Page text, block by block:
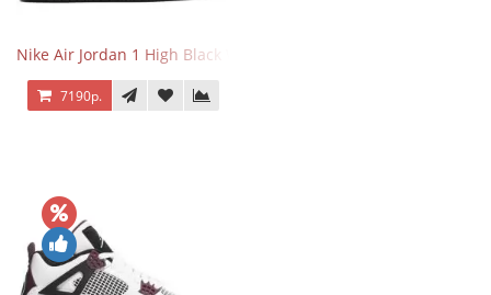
Nike Air Jordan 1 High Black White
7190р.